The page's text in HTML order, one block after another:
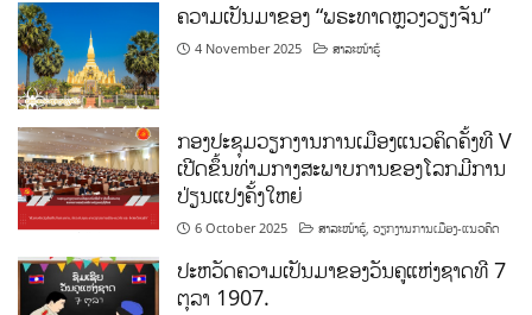
ຄວາມເປັນມາຂອງ “ພຣະທາດຫຼວງວຽງຈັນ”
4 November 2025 ສາລະໜ້າຮູ້
ກອງປະຊຸມວຽກງານການເມືອງແນວຄິດຄັ້ງທີ V
ເປີດຂຶ້ນທ່າມກາງສະພາບການຂອງໂລກມີການ
ປ່ຽນແປງຄັ້ງໃຫຍ່
6 October 2025 ສາລະໜ້າຮູ້ ,ວຽກງານການເມືອງ-ແນວຄິດ
ປະຫວັດຄວາມເປັນມາຂອງວັນຄູແຫ່ງຊາດທີ 7
ຕຸລາ 1907.